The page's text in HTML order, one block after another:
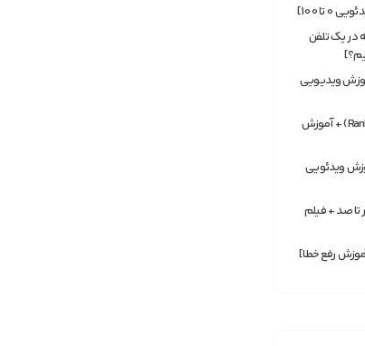
100]
در یک تلفن
ویدیویی
آموزش افزونه رنک مث (Rank Math) + آموزش
ویدئویی
تا صد + فیلم